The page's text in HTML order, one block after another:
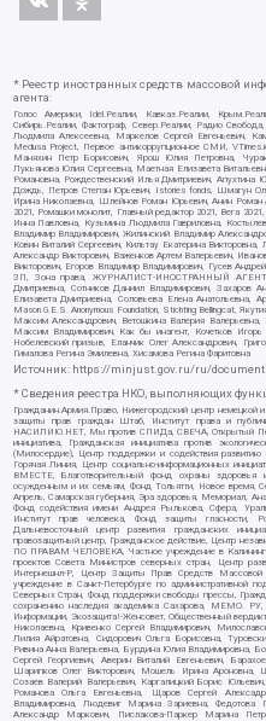
* Реестр иностранных средств массовой
агента:
Голос Америки, Idel.Реалии, Кавказ.Реалии,
Сибирь.Реалии, Фактограф, Север.Реалии, Радио
Людмила Алексеевна, Маркелов Сергей Евгеньевич,
Medusa Project, Первое антикоррупционное СМИ,
Маняхин Петр Борисович, Ярош Юлия Петровна,
Лукьянова Юлия Сергеевна, Маетная Елизавета
Романовна, Рождественский Илья Дмитриевич, Апухтина
Дождь, Петров Степан Юрьевич, Istories fonds, Шмагун
Ирина Николаевна, Шлейнов Роман Юрьевич, Анин Роман
2021, Ромашки монолит, Главный редактор 2021, Вега
Инна Павловна, Кузьмина Людмила Гавриловна,
Владимир Владимирович, Жилинский Владимир
Ковин Виталий Сергеевич, Кильтау Екатерина
Александр Викторович, Важенков Артем Валерьевич,
Викторович, Егоров Владимир Владимирович, Гусев
ЗП, Зона права, ЖУРНАЛИСТ-ИНОСТРАННЫЙ АГЕНТ,
Дмитриевна, Сотников Даниил Владимирович, Захаров
Елизавета Дмитриевна, Соловьева Елена
Mason G.E.S. Anonymous Foundation, Stichting Bellingcat,
Максим Александрович, Ветошкина Валерия
Максим Владимирович, Как бы инагент, Кочетков
Нобелевский призыв, Еланчик Олег Александрович,
Гималова Регина Эмилевна, Хисамова Регина Фаритовна
Источник: https://minjust.gov.ru/ru/
* Сведения реестра НКО, выполняющих
Гражданин.Армия.Право, Нижегородский центр немецкой
защиты прав граждан Штаб, Институт права и
НАСИЛИЮ.НЕТ, Мы против СПИДа, СВЕЧА, Открытый
инициатива, Гражданская инициатива против
(Милосердие), Центр поддержки и содействия
Горячая Линия, Центр социально-информационных
ВМЕСТЕ, Благотворительный фонд охраны здоровья
осужденным и их семьям, Фонд Тольятти, Новое время,
Апрель, Самарская губерния, Эра здоровья, Мемориал,
Фонд содействия имени Андрея Рылькова, Сфера,
Институт прав человека, Фонд защиты гласности,
Дальневосточный центр развития гражданских
правозащитный центр, Гражданское действие, Центр
ПО ПРАВАМ ЧЕЛОВЕКА, Частное учреждение в
проектов Совета Министров северных стран, Центр
Интернешнл-Р, Центр Защиты Прав Средств Массовой
учреждение в Санкт-Петербурге по административной
Северных Стран, Фонд поддержки свободы прессы,
сохранению наследия академика Сахарова, МЕМО. РУ,
Информации, Экозащита!-Женсовет, Общественный
Николаевна, Кривенко Сергей Владимирович,
Лилия Айратовна, Сидорович Ольга Борисовна,
Ривина Анна Валерьевна, Бурдина Юлия Владимировна,
Сергей Георгиевич, Аверин Виталий Евгеньевич,
Шарипков Олег Викторович, Мошель Ирина Ароновна,
Созаев Валерий Валерьевич, Каргалицкий Борис
Романова Ольга Евгеньевна, Щаров Сергей
Владимировна, Людевиг Марина Зариевна, Федотова
Александр Маркович, Пислакова-Паркер Марина